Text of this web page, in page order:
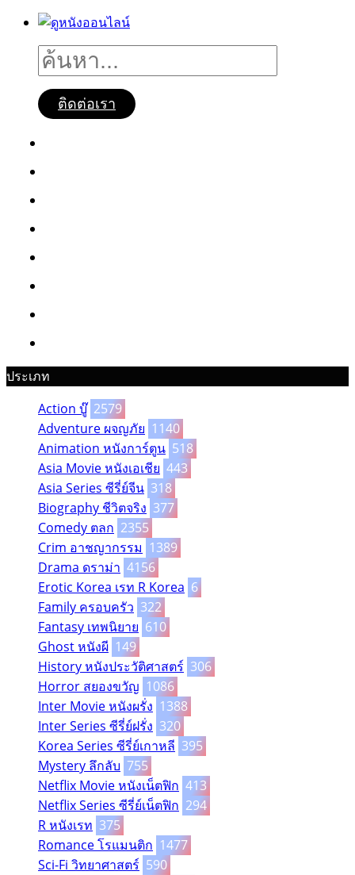
ติดต่อเรา
ประเภท
Action บู๊ 2579
Adventure ผจญภัย 1140
Animation หนังการ์ตูน 518
Asia Movie หนังเอเชีย 443
Asia Series ซีรี่ย์จีน 318
Biography ชีวิตจริง 377
Comedy ตลก 2355
Crim อาชญากรรม 1389
Drama ดราม่า 4156
Erotic Korea เรท R Korea 6
Family ครอบครัว 322
Fantasy เทพนิยาย 610
Ghost หนังผี 149
History หนังประวัติศาสตร์ 306
Horror สยองขวัญ 1086
Inter Movie หนังผรั่ง 1388
Inter Series ซีรี่ย์ฝรั่ง 320
Korea Series ซีรี่ย์เกาหลี 395
Mystery ลึกลับ 755
Netflix Movie หนังเน็ตฟิก 413
Netflix Series ซีรี่ย์เน็ตฟิก 294
R หนังเรท 375
Romance โรแมนติก 1477
Sci-Fi วิทยาศาสตร์ 590